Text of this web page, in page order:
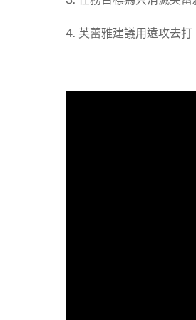
4. 芙蕾雅建議用遠攻去